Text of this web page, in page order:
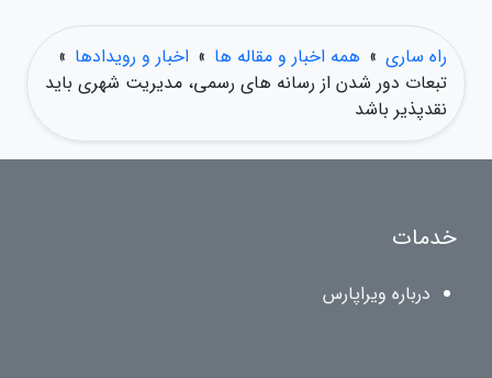
راه ساری » همه اخبار و مقاله ها » اخبار و رویدادها »
تبعات دور شدن از رسانه های رسمی، مدیریت شهری باید
نقدپذیر باشد
خدمات
درباره ویراپارس